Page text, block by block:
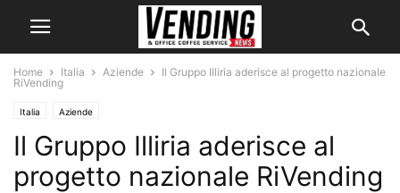
Home Italia Aziende
Il Gruppo Illiria aderisce al progetto nazionale
RiVending
Italia Aziende
Il Gruppo Illiria aderisce al
progetto nazionale RiVending